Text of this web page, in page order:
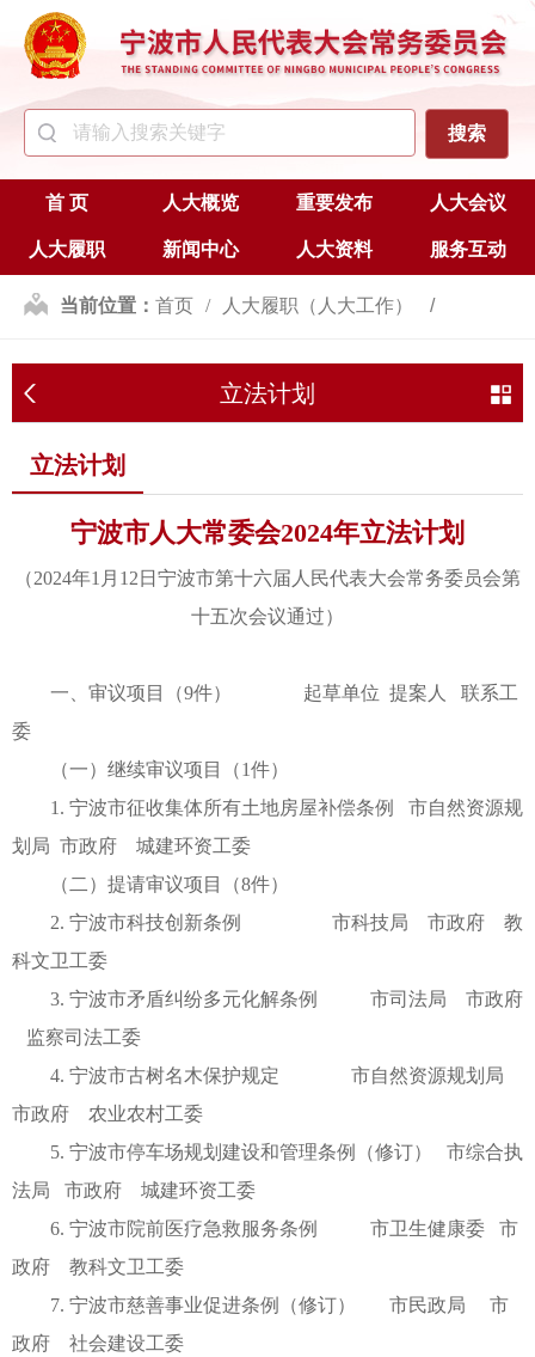
首 页 人大概览 重要发布 人大会议
人大履职 新闻中心 人大资料 服务互动
当前位置： 首页 人大履职（人大工作）
立法 立法计划
立法计划
立法计划
宁波市人大常委会2024年立法计划
（2024年1月12日宁波市第十六届人民代表大会常务委员会第
十五次会议通过）
一、审议项目（9件） 起草单位 提案人 联系工
委
（一）继续审议项目（1件）
1. 宁波市征收集体所有土地房屋补偿条例 市自然资源规
划局 市政府 城建环资工委
（二）提请审议项目（8件）
2. 宁波市科技创新条例 市科技局 市政府 教
科文卫工委
3. 宁波市矛盾纠纷多元化解条例 市司法局 市政府
监察司法工委
4. 宁波市古树名木保护规定 市自然资源规划局
市政府 农业农村工委
5. 宁波市停车场规划建设和管理条例（修订） 市综合执
法局 市政府 城建环资工委
6. 宁波市院前医疗急救服务条例 市卫生健康委 市
政府 教科文卫工委
7. 宁波市慈善事业促进条例（修订） 市民政局 市
政府 社会建设工委